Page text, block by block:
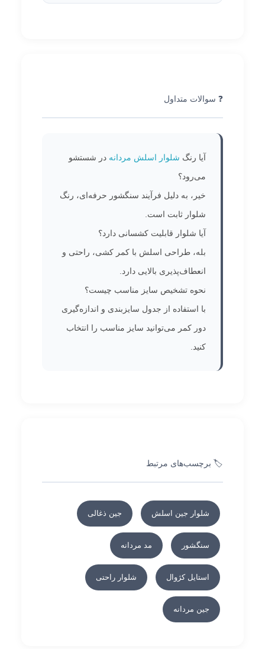
❓ سوالات متداول
آیا رنگ شلوار اسلش مردانه در شستشو
می‌رود؟
خیر، به دلیل فرآیند سنگشور حرفه‌ای، رنگ
شلوار ثابت است.
آیا شلوار قابلیت کشسانی دارد؟
بله، طراحی اسلش با کمر کشی، راحتی و
انعطاف‌پذیری بالایی دارد.
نحوه تشخیص سایز مناسب چیست؟
با استفاده از جدول سایزبندی و اندازه‌گیری
دور کمر می‌توانید سایز مناسب را انتخاب
کنید.
🏷️ برچسب‌های مرتبط
شلوار جین اسلش جین ذغالی
سنگشور مد مردانه
استایل کژوال شلوار راحتی
جین مردانه